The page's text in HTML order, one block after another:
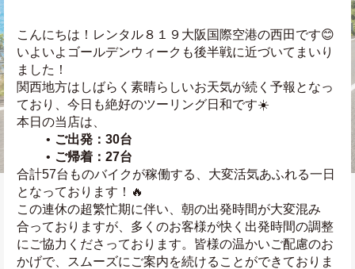
こんにちは！レンタル８１９大阪国際空港の西田です😊
いよいよゴールデンウィークも後半戦に近づいてまいり
ました！
関西地方はしばらく素晴らしいお天気が続く予報となっ
ており、今日も絶好のツーリング日和です☀️
本日の当店は、
ご出発：30台
ご帰着：27台
合計57台ものバイクが稼働する、大変活気あふれる一日
となっております！🔥
この連休の超繁忙期に伴い、朝の出発時間が大変混み
合っておりますが、多くのお客様が快く出発時間の調整
にご協力くださっております。皆様の温かいご配慮のお
かげで、スムーズにご案内を続けることができておりま